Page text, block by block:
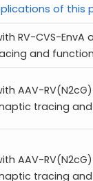
of this
RV-CVS-EnvA
and
AAV-RV(N2cG)
tracing
AAV-RV(N2cG)
tracing